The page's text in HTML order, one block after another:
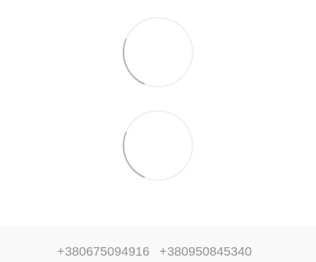
+380675094916 +380950845340